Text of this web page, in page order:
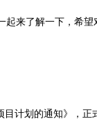
来了解一下，希望
计划的通知》，正